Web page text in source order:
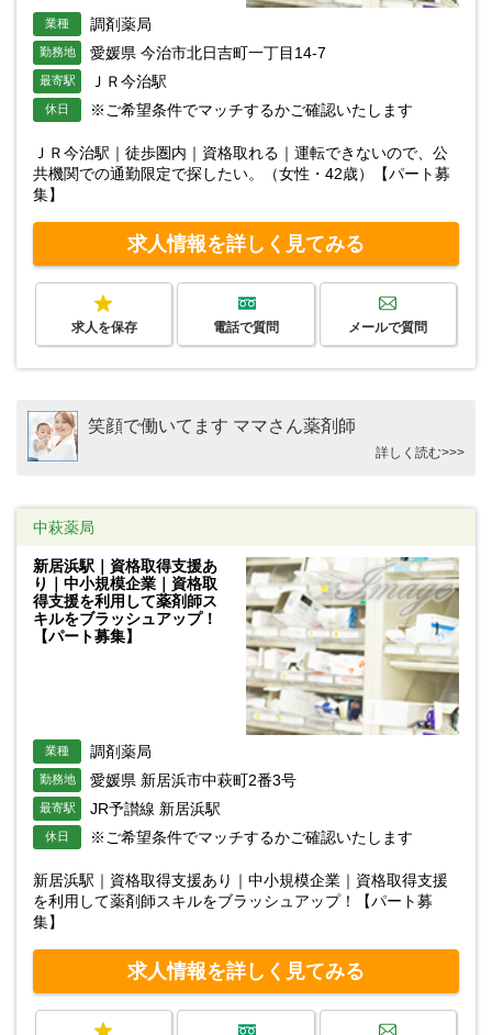
業種 調剤薬局
勤務地 愛媛県 今治市北日吉町一丁目14-7
最寄駅 ＪＲ今治駅
休日 ※ご希望条件でマッチするかご確認いたします
ＪＲ今治駅｜徒歩圏内｜資格取れる｜運転できないので、公
共機関での通勤限定で探したい。（女性・42歳）【パート募
集】
求人情報を詳しく見てみる
求人を保存 電話で質問 メールで質問
笑顔で働いてます ママさん薬剤師
詳しく読む>>>
中萩薬局
新居浜駅｜資格取得支援あ
り｜中小規模企業｜資格取
得支援を利用して薬剤師ス
キルをブラッシュアップ！
【パート募集】
業種 調剤薬局
勤務地 愛媛県 新居浜市中萩町2番3号
最寄駅 JR予讃線 新居浜駅
休日 ※ご希望条件でマッチするかご確認いたします
新居浜駅｜資格取得支援あり｜中小規模企業｜資格取得支援
を利用して薬剤師スキルをブラッシュアップ！【パート募
集】
求人情報を詳しく見てみる